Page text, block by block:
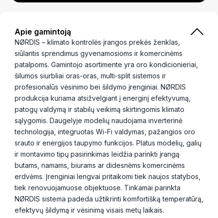
Apie gamintoją
NØRDIS – klimato kontrolės įrangos prekės ženklas,
siūlantis sprendimus gyvenamosioms ir komercinėms
patalpoms. Gamintojo asortimente yra oro kondicionieriai,
šilumos siurbliai oras-oras, multi-split sistemos ir
profesionalūs vėsinimo bei šildymo įrenginiai. NØRDIS
produkcija kuriama atsižvelgiant į energinį efektyvumą,
patogų valdymą ir stabilų veikimą skirtingomis klimato
sąlygomis. Daugelyje modelių naudojama inverterinė
technologija, integruotas Wi-Fi valdymas, pažangios oro
srauto ir energijos taupymo funkcijos. Platus modelių, galių
ir montavimo tipų pasirinkimas leidžia parinkti įrangą
butams, namams, biurams ar didesnėms komercinėms
erdvėms. Įrenginiai lengvai pritaikomi tiek naujos statybos,
tiek renovuojamuose objektuose. Tinkamai parinkta
NØRDIS sistema padeda užtikrinti komfortišką temperatūrą,
efektyvų šildymą ir vėsinimą visais metų laikais.